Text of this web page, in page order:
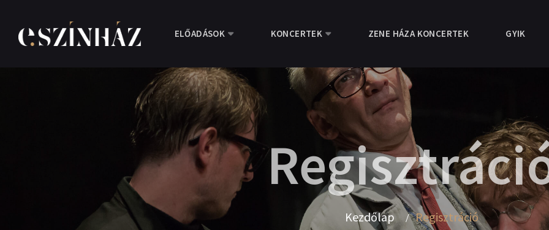
ELŐADÁSOK KONCERTEK ZENE HÁZA KONCERTEK GYIK
Kezdőlap Regisztráció